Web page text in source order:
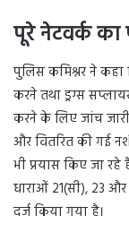
पूरे नेटवर्क का
पुलिस कमिश्नर ने
करने तथा ड्रग्स
करने के लिए जांच
और वितरित की गई
भी प्रयास किए जा
धाराओं 21(सी), 23
दर्ज किया गया है।